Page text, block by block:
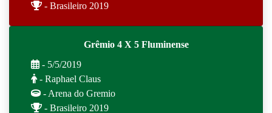
- Brasileiro 2019
Grêmio 4 X 5 Fluminense
- 5/5/2019
- Raphael Claus
- Arena do Gremio
- Brasileiro 2019